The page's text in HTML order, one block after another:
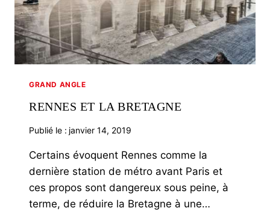
GRAND ANGLE
RENNES ET LA BRETAGNE
Publié le : janvier 14, 2019
Certains évoquent Rennes comme la
dernière station de métro avant Paris et
ces propos sont dangereux sous peine, à
terme, de réduire la Bretagne à une…